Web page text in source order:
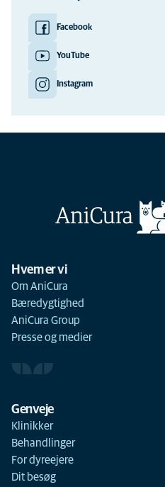
Facebook
YouTube
Instagram
Hvem er vi
Om AniCura
Bæredygtighed
AniCura Group
Presse og medier
Genveje
Klinikker
Behandlinger
For dyreejere
Dit besøg